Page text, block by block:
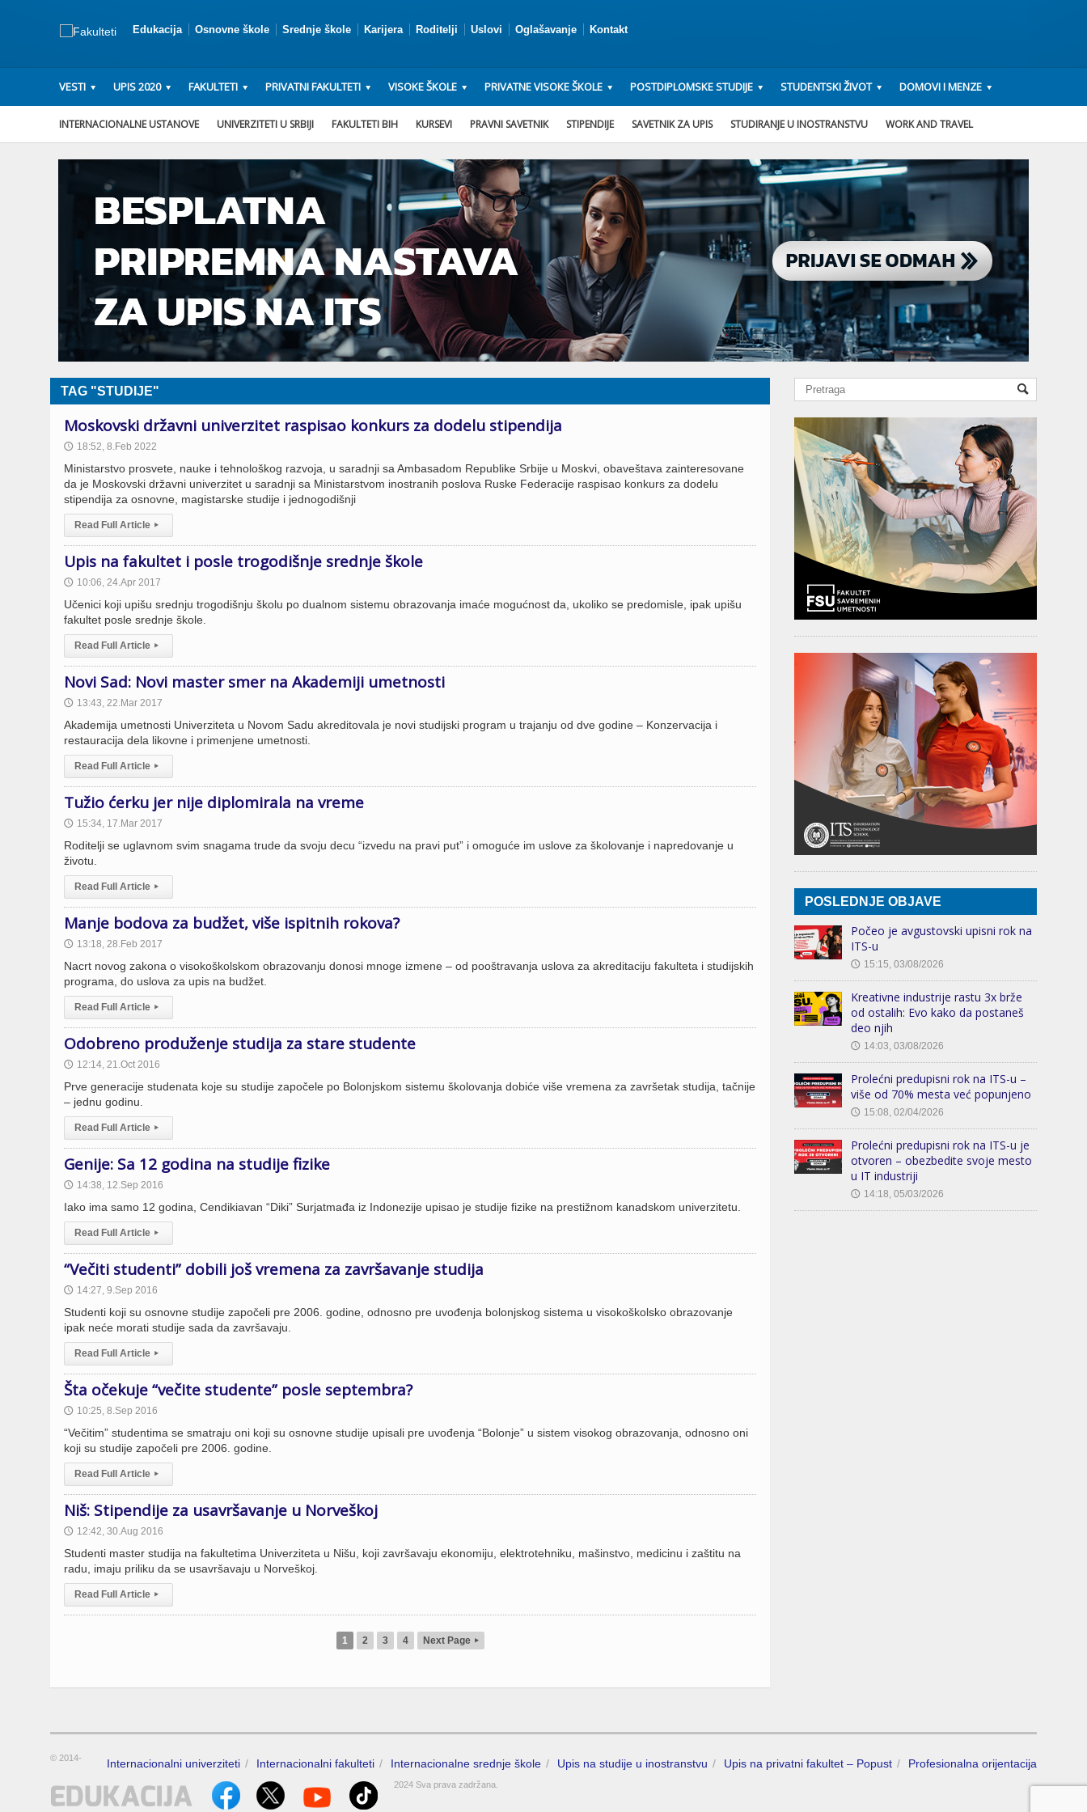
Edukacija Osnovne škole Srednje škole Karijera Roditelji Uslovi Oglašavanje Kontakt
VESTI UPIS 2020 FAKULTETI PRIVATNI FAKULTETI VISOKE ŠKOLE PRIVATNE VISOKE ŠKOLE POSTDIPLOMSKE STUDIJE STUDENTSKI ŽIVOT DOMOVI I MENZE
INTERNACIONALNE USTANOVE UNIVERZITETI U SRBIJI FAKULTETI BIH KURSEVI PRAVNI SAVETNIK STIPENDIJE SAVETNIK ZA UPIS STUDIRANJE U INOSTRANSTVU WORK AND TRAVEL
TAG "STUDIJE"
Moskovski državni univerzitet raspisao konkurs za dodelu stipendija
🕔 18:52, 8.Feb 2022
Ministarstvo prosvete, nauke i tehnološkog razvoja, u saradnji sa Ambasadom Republike Srbije u Moskvi, obaveštava zainteresovane
da je Moskovski državni univerzitet u saradnji sa Ministarstvom inostranih poslova Ruske Federacije raspisao konkurs za dodelu
stipendija za osnovne, magistarske studije i jednogodišnji
Read Full Article ▸
Upis na fakultet i posle trogodišnje srednje škole
🕔 10:06, 24.Apr 2017
Učenici koji upišu srednju trogodišnju školu po dualnom sistemu obrazovanja imaće mogućnost da, ukoliko se predomisle, ipak upišu
fakultet posle srednje škole.
Read Full Article ▸
Novi Sad: Novi master smer na Akademiji umetnosti
🕔 13:43, 22.Mar 2017
Akademija umetnosti Univerziteta u Novom Sadu akreditovala je novi studijski program u trajanju od dve godine – Konzervacija i
restauracija dela likovne i primenjene umetnosti.
Read Full Article ▸
Tužio ćerku jer nije diplomirala na vreme
🕔 15:34, 17.Mar 2017
Roditelji se uglavnom svim snagama trude da svoju decu “izvedu na pravi put” i omoguće im uslove za školovanje i napredovanje u
životu.
Read Full Article ▸
Manje bodova za budžet, više ispitnih rokova?
🕔 13:18, 28.Feb 2017
Nacrt novog zakona o visokoškolskom obrazovanju donosi mnoge izmene – od pooštravanja uslova za akreditaciju fakulteta i studijskih
programa, do uslova za upis na budžet.
Read Full Article ▸
Odobreno produženje studija za stare studente
🕔 12:14, 21.Oct 2016
Prve generacije studenata koje su studije započele po Bolonjskom sistemu školovanja dobiće više vremena za završetak studija, tačnije
– jednu godinu.
Read Full Article ▸
Genije: Sa 12 godina na studije fizike
🕔 14:38, 12.Sep 2016
Iako ima samo 12 godina, Cendikiavan “Diki” Surjatmađa iz Indonezije upisao je studije fizike na prestižnom kanadskom univerzitetu.
Read Full Article ▸
“Večiti studenti” dobili još vremena za završavanje studija
🕔 14:27, 9.Sep 2016
Studenti koji su osnovne studije započeli pre 2006. godine, odnosno pre uvođenja bolonjskog sistema u visokoškolsko obrazovanje
ipak neće morati studije sada da završavaju.
Read Full Article ▸
Šta očekuje “večite studente” posle septembra?
🕔 10:25, 8.Sep 2016
“Večitim” studentima se smatraju oni koji su osnovne studije upisali pre uvođenja “Bolonje” u sistem visokog obrazovanja, odnosno oni
koji su studije započeli pre 2006. godine.
Read Full Article ▸
Niš: Stipendije za usavršavanje u Norveškoj
🕔 12:42, 30.Aug 2016
Studenti master studija na fakultetima Univerziteta u Nišu, koji završavaju ekonomiju, elektrotehniku, mašinstvo, medicinu i zaštitu na
radu, imaju priliku da se usavršavaju u Norveškoj.
Read Full Article ▸
1 2 3 4 Next Page ▸
POSLEDNJE OBJAVE
Počeo je avgustovski upisni rok na
ITS-u
🕔 15:15, 03/08/2026
Kreativne industrije rastu 3x brže
od ostalih: Evo kako da postaneš
deo njih
🕔 14:03, 03/08/2026
Prolećni predupisni rok na ITS-u –
više od 70% mesta već popunjeno
🕔 15:08, 02/04/2026
Prolećni predupisni rok na ITS-u je
otvoren – obezbedite svoje mesto
u IT industriji
🕔 14:18, 05/03/2026
Internacionalni univerziteti Internacionalni fakulteti Internacionalne srednje škole Upis na studije u inostranstvu Upis na privatni fakultet – Popust Profesionalna orijentacija
© 2014-
2024 Sva prava zadržana.